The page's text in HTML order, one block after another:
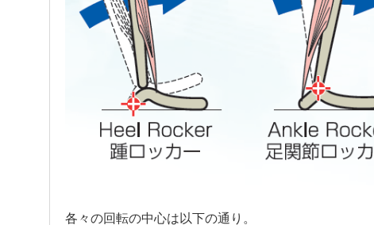
各々の回転の中心は以下の通り。